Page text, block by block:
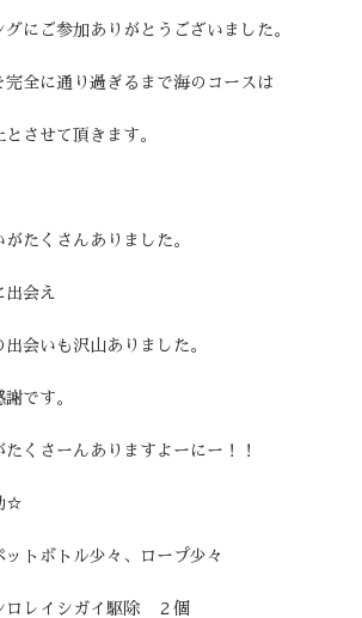
にご参加ありがとうございました。
全に通り過ぎるまで海のコースは
させて頂きます。
たくさんありました。
出会え
会いも沢山ありました。
です。
くさーんありますよーにー！！
☆
ボトル少々、ロープ少々
レイシガイ駆除 ２個